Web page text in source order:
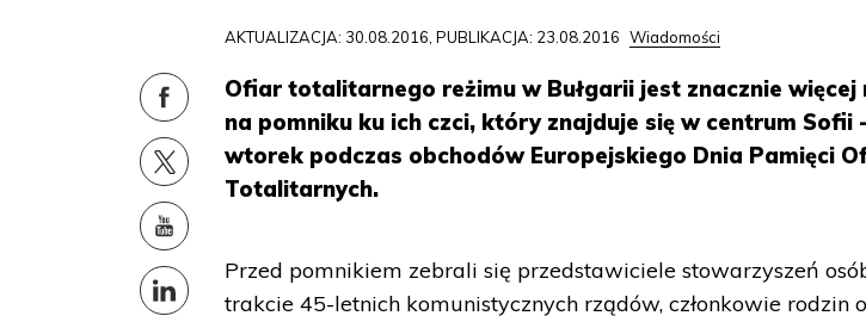
AKTUALIZACJA: 30.08.2016, PUBLIKACJA: 23.08.2016 Wiadomości
Ofiar totalitarnego reżimu w Bułgarii jest znacznie więcej
na pomniku ku ich czci, który znajduje się w centrum Sofii
wtorek podczas obchodów Europejskiego Dnia Pamięci
Totalitarnych.
Przed pomnikiem zebrali się przedstawiciele stowarzyszeń
trakcie 45-letnich komunistycznych rządów, członkowie rodzin